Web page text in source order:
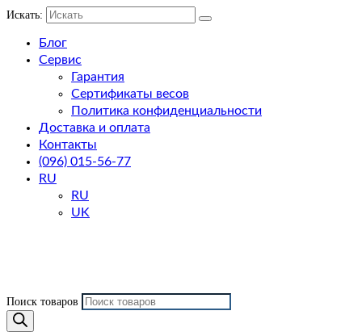
Искать:
Блог
Сервис
Гарантия
Сертификаты весов
Политика конфиденциальности
Доставка и оплата
Контакты
(096) 015-56-77
RU
RU
UK
Поиск товаров